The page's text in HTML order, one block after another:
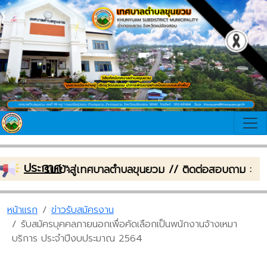
ประกาศ:
อนรับเข้าสู่เทศบาลตำบลขุนยวม // ติดต่อสอบถาม : โทรศั
หน้าแรก
ข่าวรับสมัครงาน
รับสมัครบุคคลภายนอกเพื่อคัดเลือกเป็นพนักงานจ้างเหมา
บริการ ประจำปีงบประมาณ 2564